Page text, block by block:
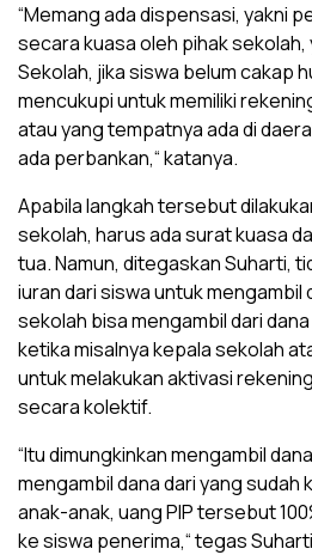
“Memang ada dispensasi, yakni
secara kuasa oleh pihak sekolah,
Sekolah, jika siswa belum cakap
mencukupi untuk memiliki
atau yang tempatnya ada di
ada perbankan,“ katanya.
Apabila langkah tersebut
sekolah, harus ada surat kuasa
tua. Namun, ditegaskan Suharti,
iuran dari siswa untuk
sekolah bisa mengambil dari
ketika misalnya kepala sekolah
untuk melakukan aktivasi
secara kolektif.
“Itu dimungkinkan mengambil
mengambil dana dari yang sudah
anak-anak, uang PIP tersebut
ke siswa penerima,“ tegas